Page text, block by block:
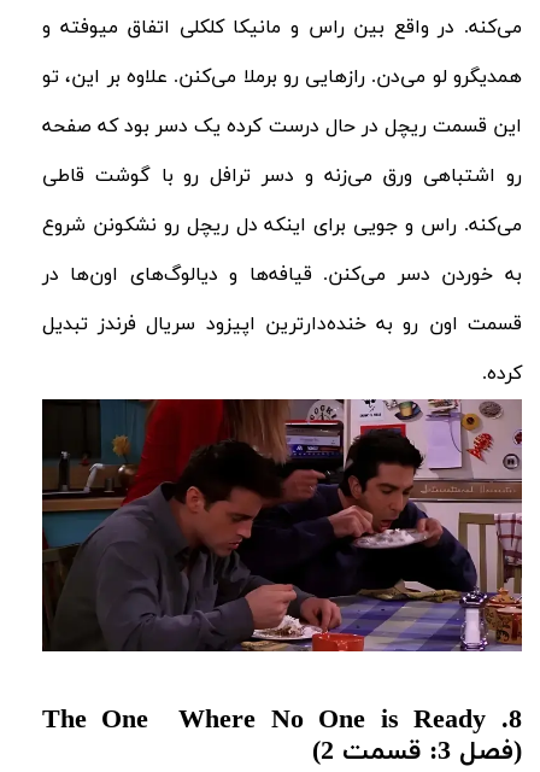
می‌کنه. در واقع بین راس و مانیکا کلکلی اتفاق میوفته و
همدیگرو لو می‌دن. رازهایی رو برملا می‌کنن. علاوه بر این، تو
این قسمت ریچل در حال درست کرده یک دسر بود که صفحه
رو اشتباهی ورق می‌زنه و دسر ترافل رو با گوشت قاطی
می‌کنه. راس و جویی برای اینکه دل ریچل رو نشکونن شروع
به خوردن دسر می‌کنن. قیافه‌ها و دیالوگ‌های اون‌ها در
قسمت اون رو به خنده‌دارترین اپیزود سریال فرندز تبدیل
کرده.
8.
The One Where No One is Ready
(فصل 3: قسمت 2)